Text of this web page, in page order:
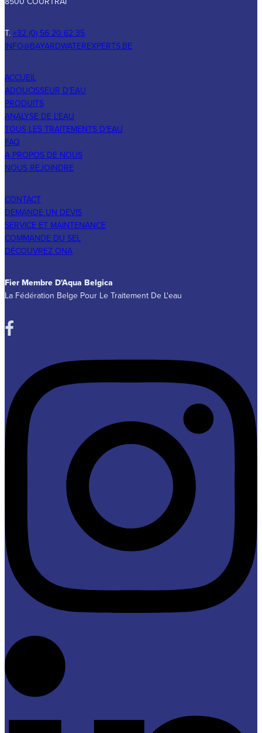
T. +32 (0) 56 20 62 35
INFO@BAYARDWATEREXPERTS.BE
ACCUEIL
ADOUCISSEUR D'EAU
PRODUITS
ANALYSE DE L'EAU
TOUS LES TRAITEMENTS D'EAU
FAQ
A PROPOS DE NOUS
NOUS REJOINDRE
CONTACT
DEMANDE UN DEVIS
SERVICE ET MAINTENANCE
COMMANDE DU SEL
DÉCOUVREZ ONA
Fier Membre D'Aqua Belgica
La Fédération Belge Pour Le Traitement De L'eau